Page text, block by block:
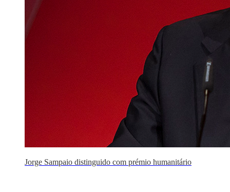
Jorge Sampaio distinguido com prémio humanitário